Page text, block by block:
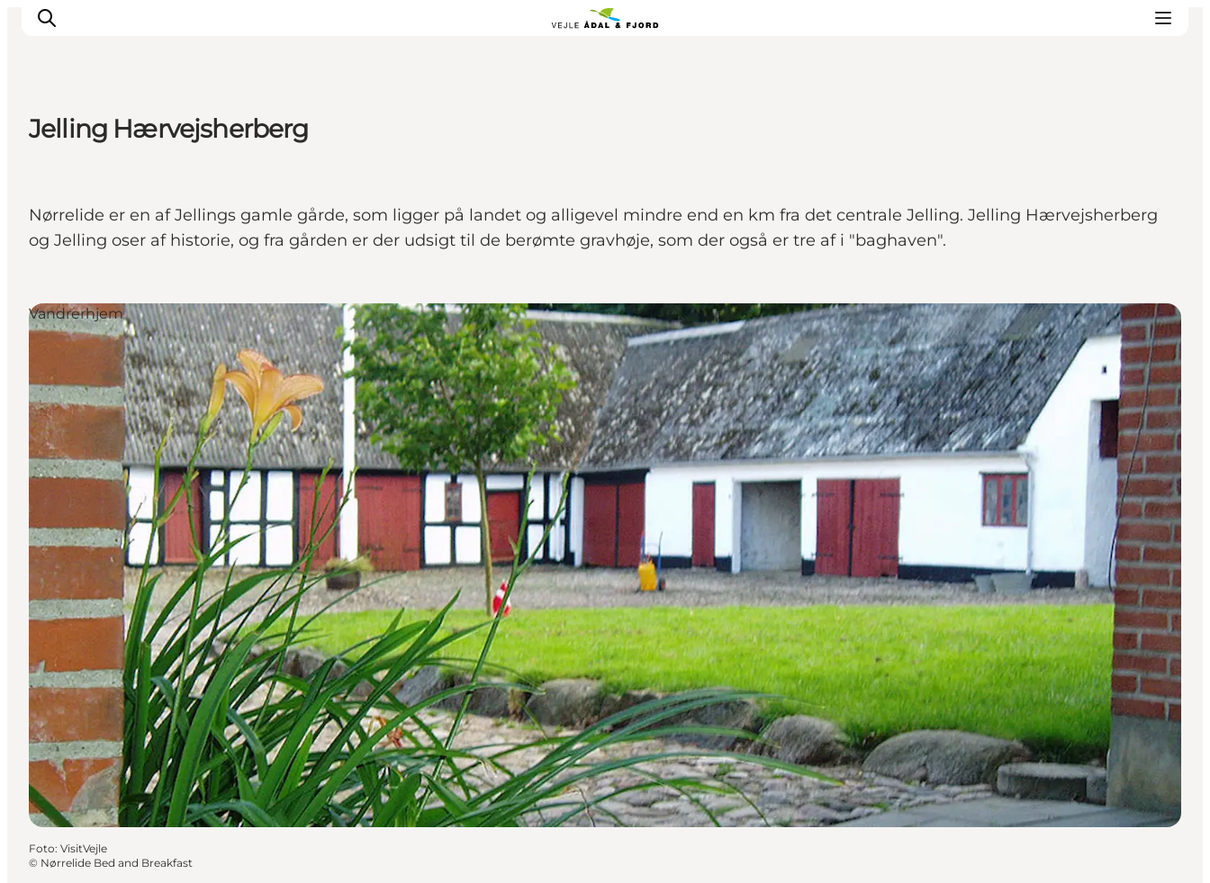
Det sker
Overnatning
Planlæg din tur
Projekter
Jelling Hærvejsherberg
Nørrelide er en af Jellings gamle gårde, som ligger på landet og alligevel mindre end en km fra det centrale Jelling. Jelling Hærvejsherberg
og Jelling oser af historie, og fra gården er der udsigt til de berømte gravhøje, som der også er tre af i "baghaven".
Vandrerhjem
Foto: VisitVejle
© Nørrelide Bed and Breakfast